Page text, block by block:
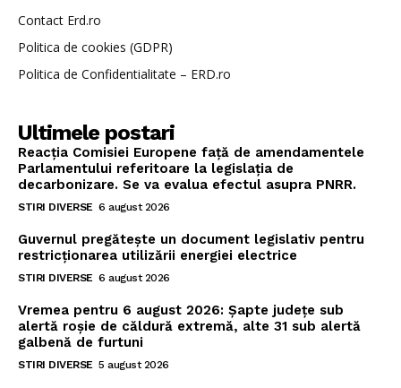
Contact Erd.ro
Politica de cookies (GDPR)
Politica de Confidentialitate – ERD.ro
Ultimele postari
Reacția Comisiei Europene față de amendamentele
Parlamentului referitoare la legislația de
decarbonizare. Se va evalua efectul asupra PNRR.
STIRI DIVERSE 6 august 2026
Guvernul pregătește un document legislativ pentru
restricționarea utilizării energiei electrice
STIRI DIVERSE 6 august 2026
Vremea pentru 6 august 2026: Șapte județe sub
alertă roșie de căldură extremă, alte 31 sub alertă
galbenă de furtuni
STIRI DIVERSE 5 august 2026